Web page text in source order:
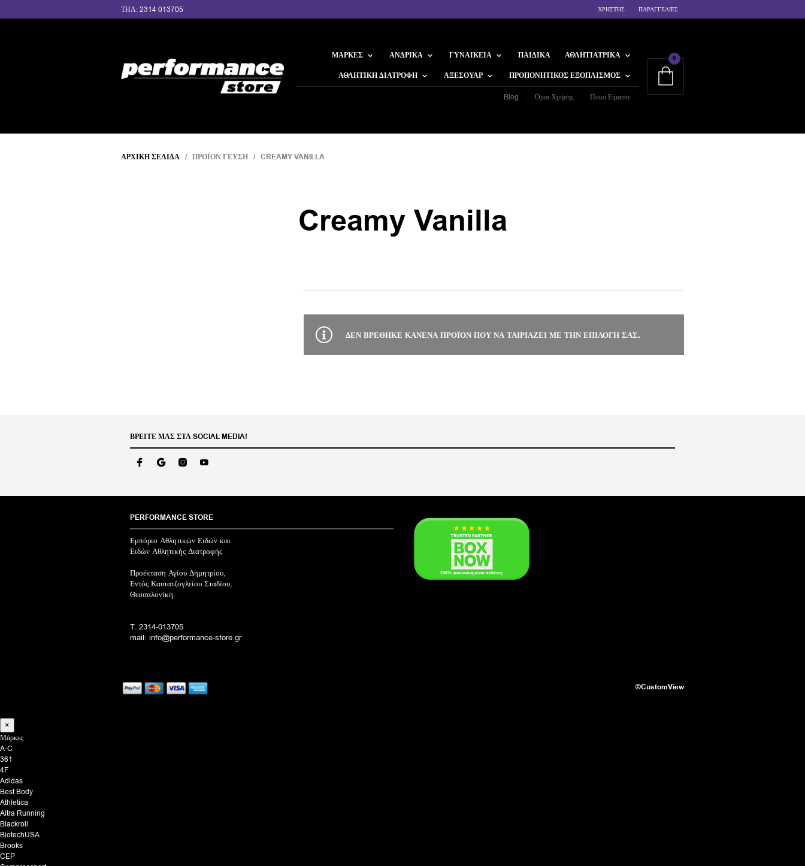
ΤΗΛ: 2314 013705 ΧΡΗΣΤΗΣ ΠΑΡΑΓΓΕΛΙΕΣ
ΜΆΡΚΕΣ ΑΝΔΡΙΚΆ ΓΥΝΑΙΚΕΊΑ ΠΑΙΔΙΚΆ
ΑΘΛΗΤΙΑΤΡΙΚΆ
ΑΘΛΗΤΙΚΉ ΔΙΑΤΡΟΦΉ
ΑΞΕΣΟΥΆΡ ΠΡΟΠΟΝΗΤΙΚΌΣ ΕΞΟΠΛΙΣΜΌΣ
Blog Όροι Χρήσης Ποιοί Είμαστε
0
ΑΡΧΙΚΉ ΣΕΛΊΔΑ / ΠΡΟΪΌΝ ΓΕΎΣΗ / CREAMY VANILLA
Creamy Vanilla
ΔΕΝ ΒΡΈΘΗΚΕ ΚΑΝΈΝΑ ΠΡΟΪΌΝ ΠΟΥ ΝΑ ΤΑΙΡΙΆΖΕΙ ΜΕ ΤΗΝ ΕΠΙΛΟΓΉ ΣΑΣ.
ΒΡΕΊΤΕ ΜΑΣ ΣΤΑ SOCIAL MEDIA!
PERFORMANCE STORE
Εμπόριο Αθλητικών Ειδών και
Ειδών Αθλητικής Διατροφής
Προέκταση Αγίου Δημητρίου,
Εντός Καυτατζογλείου Σταδίου,
Θεσσαλονίκη.
T. 2314-013705
mail: info@performance-store.gr
©CustomView
×
Μάρκες
A-C
361
4F
Adidas
Best Body
Athletica
Altra Running
Blackroll
BiotechUSA
Brooks
CEP